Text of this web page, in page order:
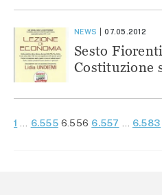
NEWS 07.05.2012
Sesto
Costituzione
PAGINAZIONE
Precedenti
1 6.555 6.556 6.557 6.583